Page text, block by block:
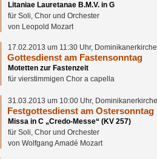
Litaniae Lauretanae B.M.V. in G
für Soli, Chor und Orchester
von Leopold Mozart
17.02.2013 um 11:30 Uhr,
Gottesdienst am Fastensonntag
Motetten zur Fastenzeit
für vierstimmigen Chor a capella
31.03.2013 um 10:00 Uhr,
Festgottesdienst am Ostersonntag
Missa in C „Credo-Messe“ (KV 257)
für Soli, Chor und Orchester
von Wolfgang Amadé Mozart